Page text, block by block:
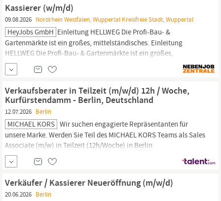
inhabergeführte Mineralölunternehmen mit regionalem
Schwerpunkt inBerlin,
Kassierer (w/m/d)
09.08.2026 Nordrhein Westfalen, Wuppertal Kreisfreie Stadt, Wuppertal
HeyJobs GmbH Einleitung HELLWEG Die Profi-Bau- &
Gartenmärkte ist ein großes, mittelständisches. Einleitung
HELLWEG Die Profi-Bau- & Gartenmärkte ist ein großes,
mittelständisches Handelsunternehmen und wurde mehrfach als
bester Baumarkt für exzellenten Kundenservice ausgezeichnet.
Für unseren Markt in Wuppertal suchen wir Sie als Kassierer
(w/m/d)
Verkaufsberater in Teilzeit (m/w/d) 12h / Woche,
Kurfürstendamm - Berlin, Deutschland
12.07.2026 Berlin
MICHAEL KORS Wir suchen engagierte Repräsentanten für
unsere Marke. Werden Sie Teil des MICHAEL KORS Teams als Sales
Associate (m/w) in Teilzeit (12h/Woche) in Berlin
Kurfürstendamm Verantwortungsbereich Verkauf unserer
hochwertigen Kollektionen durch exzellenten Kundenservice und
kompetente Beratung in gepflegter und ansprechender
Atmosphäre Erreichen und
Verkäufer / Kassierer Neueröffnung (m/w/d)
20.06.2026 Berlin